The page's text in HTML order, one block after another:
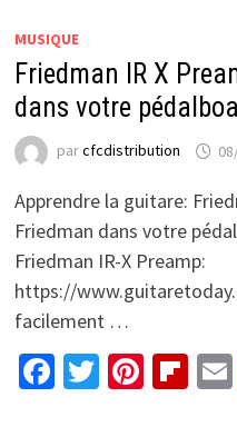
MUSIQUE
Friedman IR X
dans votre
parcfcdistribution
Apprendre la guitare:
Friedman dans votre
Friedman IR-X Preamp:
https://
facilement …
Facebook
Twitter